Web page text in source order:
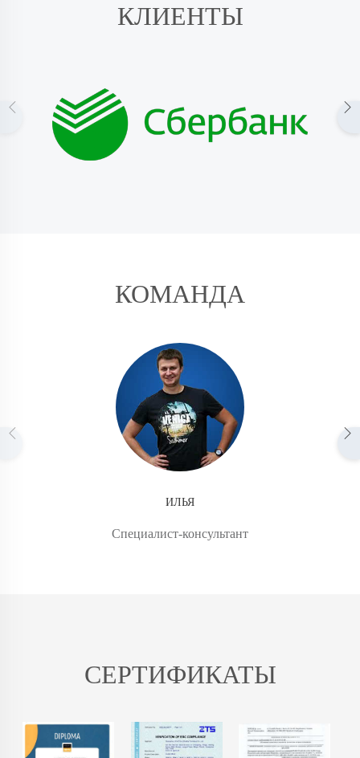
КЛИЕНТЫ
КОМАНДА
ИЛЬЯ
Специалист-консультант
СЕРТИФИКАТЫ